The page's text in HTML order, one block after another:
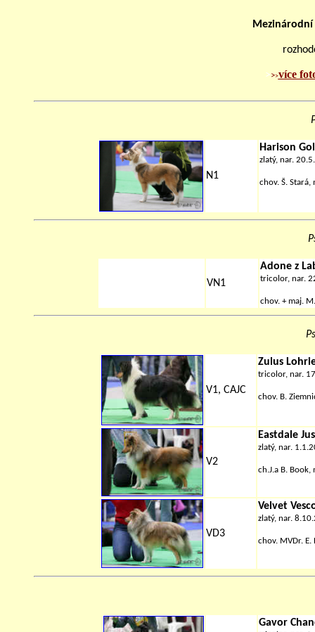
>>>více
N1
Harison
zlatý, nar.
chov. Š. Stará,
VN1
Adone z
tricolor, nar.
chov. + maj.
V1, CAJC
Zulus
tricolor, nar.
chov. B.
V2
Eastdale
zlatý, nar.
ch.J.a B. Book,
VD3
Velvet
zlatý, nar.
chov. MVDr.
Gavor